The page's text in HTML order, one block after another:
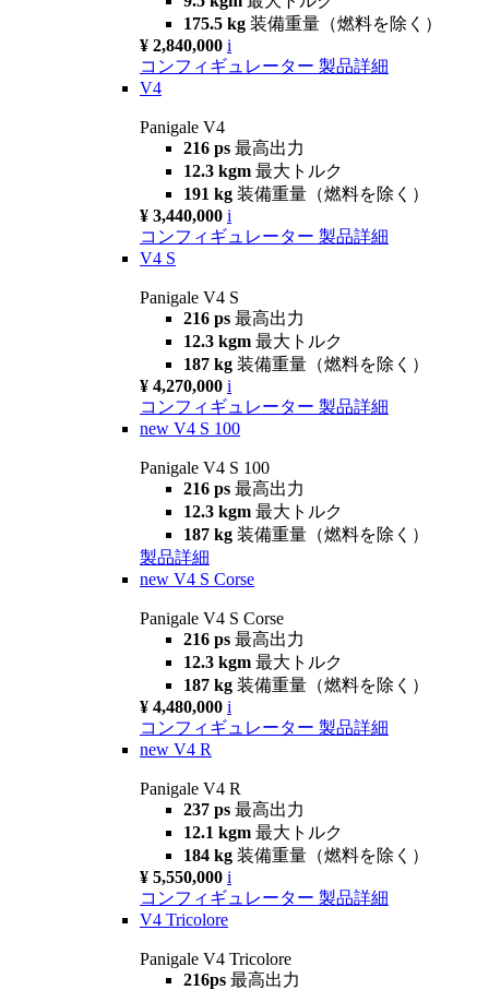
175.5 kg 装備重量（燃料を除く）
¥ 2,840,000 i
コンフィギュレーター 製品詳細
V4
Panigale V4
216 ps 最高出力
12.3 kgm 最大トルク
191 kg 装備重量（燃料を除く）
¥ 3,440,000 i
コンフィギュレーター 製品詳細
V4 S
Panigale V4 S
216 ps 最高出力
12.3 kgm 最大トルク
187 kg 装備重量（燃料を除く）
¥ 4,270,000 i
コンフィギュレーター 製品詳細
new V4 S 100
Panigale V4 S 100
216 ps 最高出力
12.3 kgm 最大トルク
187 kg 装備重量（燃料を除く）
製品詳細
new V4 S Corse
Panigale V4 S Corse
216 ps 最高出力
12.3 kgm 最大トルク
187 kg 装備重量（燃料を除く）
¥ 4,480,000 i
コンフィギュレーター 製品詳細
new V4 R
Panigale V4 R
237 ps 最高出力
12.1 kgm 最大トルク
184 kg 装備重量（燃料を除く）
¥ 5,550,000 i
コンフィギュレーター 製品詳細
V4 Tricolore
Panigale V4 Tricolore
216ps 最高出力